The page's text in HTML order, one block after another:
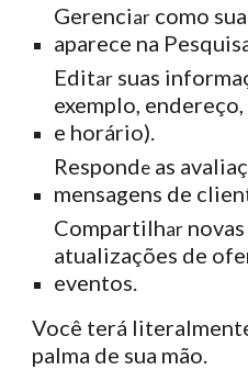
Gerenciar como
aparece na
Editar suas
exemplo,
e horário).
Responde as
mensagens de
Compartilhar
atualizações de
eventos.
Você terá
palma de sua mão.